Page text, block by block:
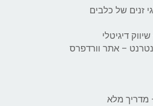
זנים של כלבים
דיגיטלי
– אתר וורדפרס
מדריך מלא